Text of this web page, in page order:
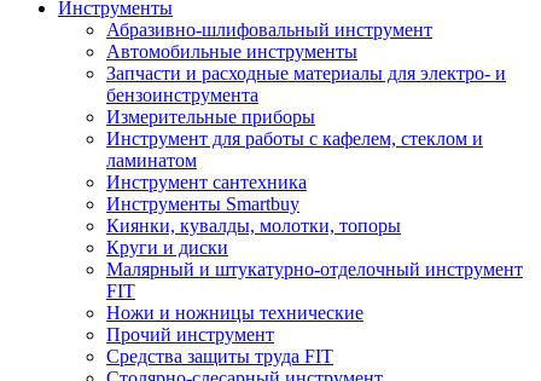
Инструменты
Абразивно-шлифовальный инструмент
Автомобильные инструменты
Запчасти и расходные материалы для электро- и
бензоинструмента
Измерительные приборы
Инструмент для работы с кафелем, стеклом и
ламинатом
Инструмент сантехника
Инструменты Smartbuy
Киянки, кувалды, молотки, топоры
Круги и диски
Малярный и штукатурно-отделочный инструмент
FIT
Ножи и ножницы технические
Прочий инструмент
Средства защиты труда FIT